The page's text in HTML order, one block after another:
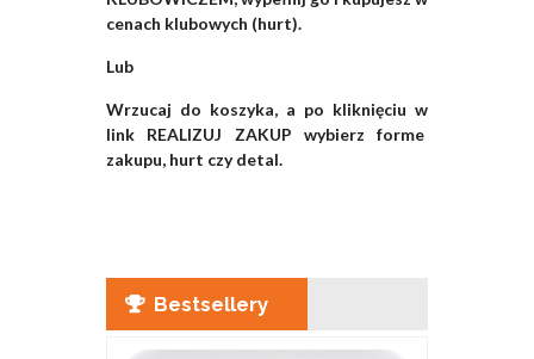
cenach klubowych (hurt).
Lub
Wrzucaj do koszyka, a po kliknięciu w
link REALIZUJ ZAKUP wybierz forme
zakupu, hurt czy detal.
Bestsellery